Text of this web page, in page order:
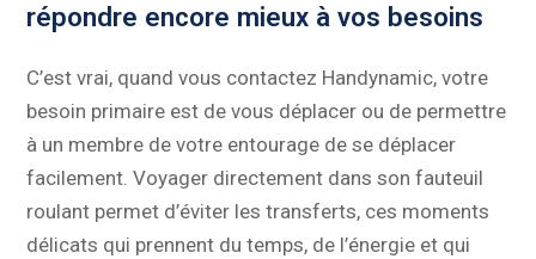
répondre encore mieux à vos besoins
C’est vrai, quand vous contactez Handynamic, votre
besoin primaire est de vous déplacer ou de permettre
à un membre de votre entourage de se déplacer
facilement. Voyager directement dans son fauteuil
roulant permet d’éviter les transferts, ces moments
délicats qui prennent du temps, de l’énergie et qui